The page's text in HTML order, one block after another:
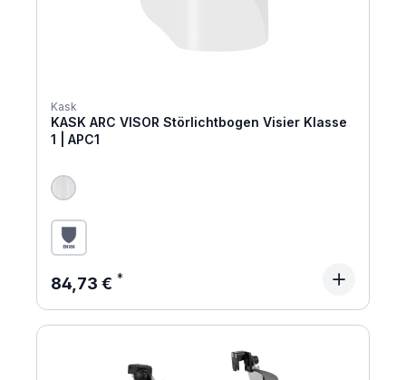
Kask
KASK ARC VISOR Störlichtbogen Visier Klasse
1 | APC1
Regulärer Preis:
84,73 €